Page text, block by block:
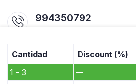
Cantidad Discount (%)
1 - 3
—
994350792
comercialrosadito@gmail.com /
Av. La Cultura 701. Pasaje Chanchamayo #1.